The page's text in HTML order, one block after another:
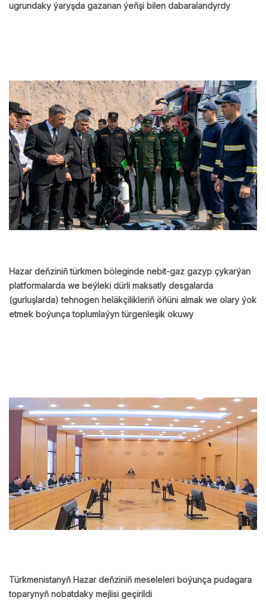
ugrundaky ýaryşda gazanan ýeňşi bilen dabaralandyrdy
Hazar deňziniň türkmen böleginde nebit-gaz gazyp çykarýan
platformalarda we beýleki dürli maksatly desgalarda
(gurluşlarda) tehnogen heläkçilikleriň öňüni almak we olary ýok
etmek boýunça toplumlaýyn türgenleşik okuwy
Türkmenistanyň Hazar deňziniň meseleleri boýunça pudagara
toparynyň nobatdaky mejlisi geçirildi